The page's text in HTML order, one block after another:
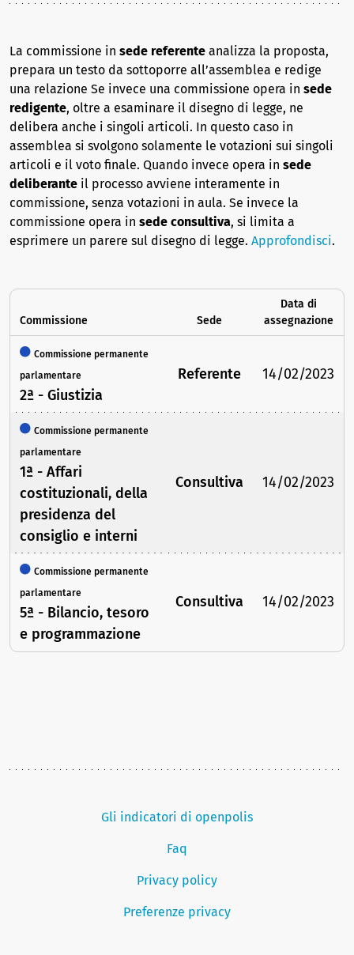
La commissione in sede referente analizza la proposta,
prepara un testo da sottoporre all’assemblea e redige
una relazione Se invece una commissione opera in sede
redigente, oltre a esaminare il disegno di legge, ne
delibera anche i singoli articoli. In questo caso in
assemblea si svolgono solamente le votazioni sui singoli
articoli e il voto finale. Quando invece opera in sede
deliberante il processo avviene interamente in
commissione, senza votazioni in aula. Se invece la
commissione opera in sede consultiva, si limita a
esprimere un parere sul disegno di legge. Approfondisci.
Commissione Sede
Data di
assegnazione
Commissione permanente
parlamentare
2ª - Giustizia
Referente 14/02/2023
Commissione permanente
parlamentare
1ª - Affari
costituzionali, della
presidenza del
consiglio e interni
Consultiva 14/02/2023
Commissione permanente
parlamentare
5ª - Bilancio, tesoro
e programmazione
Consultiva 14/02/2023
Gli indicatori di openpolis
Faq
Privacy policy
Preferenze privacy